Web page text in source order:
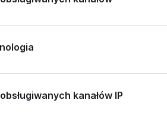
kanałów IP